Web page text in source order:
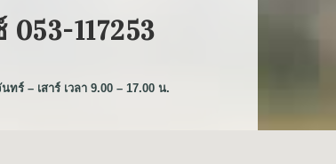
117253
ทร์ – เสาร์ เวลา 9.00 – 17.00 น.